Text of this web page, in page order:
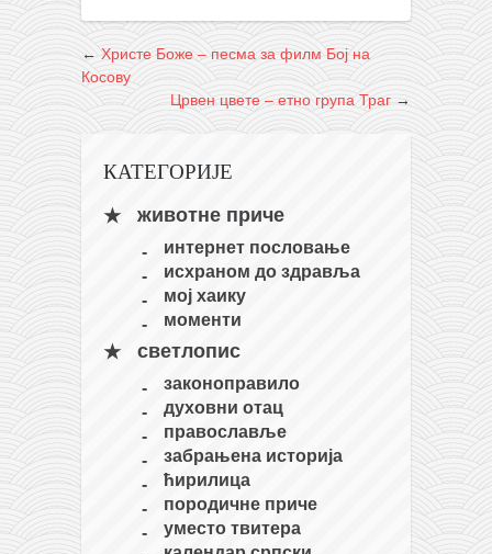
← Христе Боже – песма за филм Бој на
Косову
Црвен цвете – етно група Траг →
КАТЕГОРИЈЕ
животне приче
интернет пословање
исхраном до здравља
мој хаику
моменти
светлопис
законоправило
духовни отац
православље
забрањена историја
ћирилица
породичне приче
уместо твитера